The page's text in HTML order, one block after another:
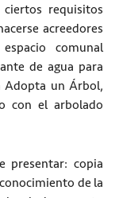
requisitos
acreedores
comunal
de agua para
Adopta un Árbol,
con el arbolado
presentar: copia
de la